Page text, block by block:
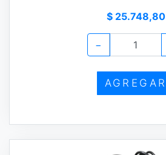
$ 25.748,80
−
AGREGAR